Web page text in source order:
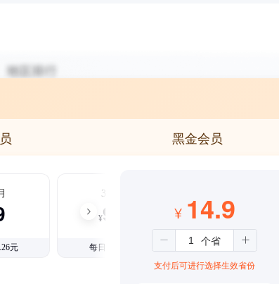
黑金会员
元
3个月
¥99
每日仅1.08元
¥ 14.9
支付后可进行选择生效省份